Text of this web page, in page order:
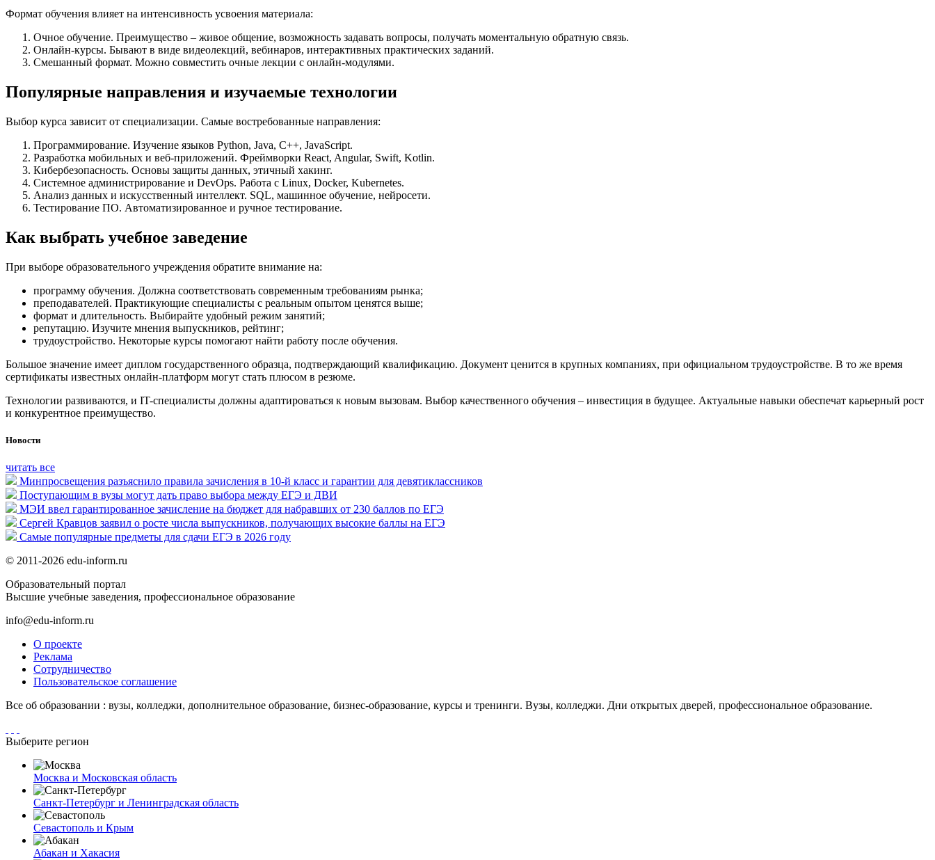
Формат обучения влияет на интенсивность усвоения материала:
Очное обучение. Преимущество – живое общение, возможность задавать вопросы, получать моментальную обратную связь.
Онлайн-курсы. Бывают в виде видеолекций, вебинаров, интерактивных практических заданий.
Смешанный формат. Можно совместить очные лекции с онлайн-модулями.
Популярные направления и изучаемые технологии
Выбор курса зависит от специализации. Самые востребованные направления:
Программирование. Изучение языков Python, Java, C++, JavaScript.
Разработка мобильных и веб-приложений. Фреймворки React, Angular, Swift, Kotlin.
Кибербезопасность. Основы защиты данных, этичный хакинг.
Системное администрирование и DevOps. Работа с Linux, Docker, Kubernetes.
Анализ данных и искусственный интеллект. SQL, машинное обучение, нейросети.
Тестирование ПО. Автоматизированное и ручное тестирование.
Как выбрать учебное заведение
При выборе образовательного учреждения обратите внимание на:
программу обучения. Должна соответствовать современным требованиям рынка;
преподавателей. Практикующие специалисты с реальным опытом ценятся выше;
формат и длительность. Выбирайте удобный режим занятий;
репутацию. Изучите мнения выпускников, рейтинг;
трудоустройство. Некоторые курсы помогают найти работу после обучения.
Большое значение имеет диплом государственного образца, подтверждающий квалификацию. Документ ценится в крупных компаниях, при официальном трудоустройстве. В то же время
сертификаты известных онлайн-платформ могут стать плюсом в резюме.
Технологии развиваются, и IT-специалисты должны адаптироваться к новым вызовам. Выбор качественного обучения – инвестиция в будущее. Актуальные навыки обеспечат карьерный рост
и конкурентное преимущество.
Новости
читать все
Минпросвещения разъяснило правила зачисления в 10-й класс и гарантии для девятиклассников
Поступающим в вузы могут дать право выбора между ЕГЭ и ДВИ
МЭИ ввел гарантированное зачисление на бюджет для набравших от 230 баллов по ЕГЭ
Сергей Кравцов заявил о росте числа выпускников, получающих высокие баллы на ЕГЭ
Самые популярные предметы для сдачи ЕГЭ в 2026 году
© 2011-2026 edu-inform.ru
Образовательный портал
Высшие учебные заведения, профессиональное образование
info@edu-inform.ru
О проекте
Реклама
Сотрудничество
Пользовательское соглашение
Все об образовании : вузы, колледжи, дополнительное образование, бизнес-образование, курсы и тренинги. Вузы, колледжи. Дни открытых дверей, профессиональное образование.
Выберите регион
Москва и Московская область
Санкт-Петербург и Ленинградская область
Севастополь и Крым
Абакан и Хакасия